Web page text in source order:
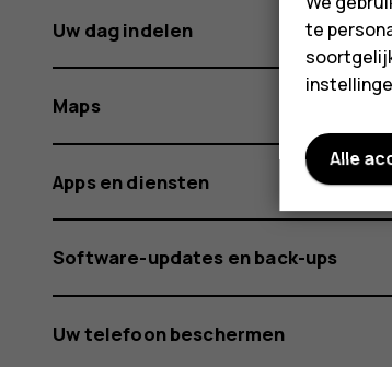
Uw dag indelen
Maps
Apps en diensten
Software-updates en back-ups
Uw telefoon beschermen
te
Alle